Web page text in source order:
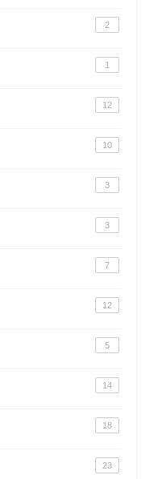
2
1
12
10
3
3
7
12
5
14
18
23